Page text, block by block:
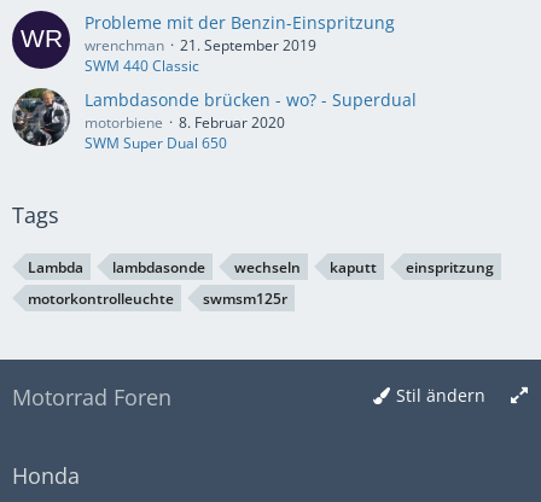
Probleme mit der Benzin-Einspritzung
wrenchman
21. September 2019
SWM 440 Classic
Lambdasonde brücken - wo? - Superdual
motorbiene
8. Februar 2020
SWM Super Dual 650
Tags
Lambda lambdasonde wechseln kaputt
einspritzung
motorkontrolleuchte
swmsm125r
Stil ändern
Motorrad Foren
Honda